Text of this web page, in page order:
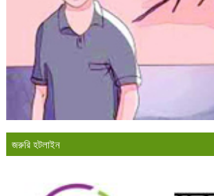
জরুরি হটলাইন